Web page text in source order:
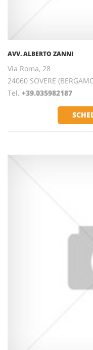
AVV. ALBERTO ZANNI
Via Roma, 28
24060 SOVERE
Tel. +39.035982187